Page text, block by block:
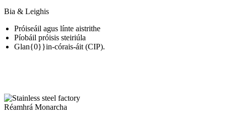
Bia & Leighis
Próiseáil agus línte aistrithe
Píobáil próisis steiriúla
Glan{0}}in-córais-áit (CIP).
Réamhrá Monarcha